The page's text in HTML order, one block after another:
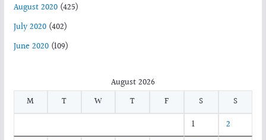
August 2020(425)
July 2020(402)
June 2020(109)
August 2026
M
T W T F S
S
1
2